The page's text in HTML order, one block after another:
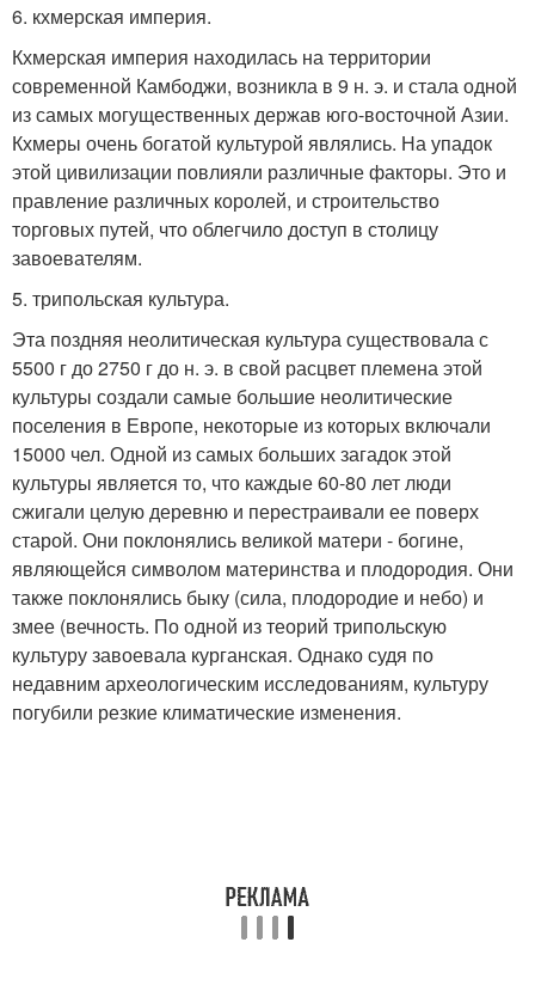
6. кхмерская империя.
Кхмерская империя находилась на территории
современной Камбоджи, возникла в 9 н. э. и стала одной
из самых могущественных держав юго-восточной Азии.
Кхмеры очень богатой культурой являлись. На упадок
этой цивилизации повлияли различные факторы. Это и
правление различных королей, и строительство
торговых путей, что облегчило доступ в столицу
завоевателям.
5. трипольская культура.
Эта поздняя неолитическая культура существовала с
5500 г до 2750 г до н. э. в свой расцвет племена этой
культуры создали самые большие неолитические
поселения в Европе, некоторые из которых включали
15000 чел. Одной из самых больших загадок этой
культуры является то, что каждые 60-80 лет люди
сжигали целую деревню и перестраивали ее поверх
старой. Они поклонялись великой матери - богине,
являющейся символом материнства и плодородия. Они
также поклонялись быку (сила, плодородие и небо) и
змее (вечность. По одной из теорий трипольскую
культуру завоевала курганская. Однако судя по
недавним археологическим исследованиям, культуру
погубили резкие климатические изменения.